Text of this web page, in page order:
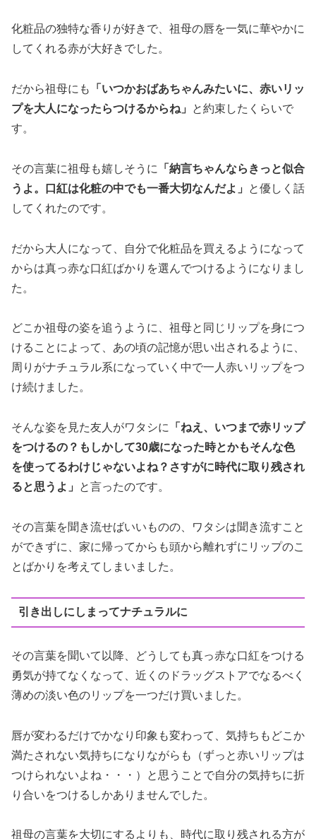
化粧品の独特な香りが好きで、祖母の唇を一気に華やかに
してくれる赤が大好きでした。
だから祖母にも
「いつかおばあちゃんみたいに、赤いリッ
プを大人になったらつけるからね」
と約束したくらいで
す。
その言葉に祖母も嬉しそうに
「納言ちゃんならきっと似合
うよ。口紅は化粧の中でも一番大切なんだよ」
と優しく話
してくれたのです。
だから大人になって、自分で化粧品を買えるようになって
からは真っ赤な口紅ばかりを選んでつけるようになりまし
た。
どこか祖母の姿を追うように、祖母と同じリップを身につ
けることによって、あの頃の記憶が思い出されるように、
周りがナチュラル系になっていく中で一人赤いリップをつ
け続けました。
そんな姿を見た友人がワタシに
「ねえ、いつまで赤リップ
をつけるの？もしかして30歳になった時とかもそんな色
を使ってるわけじゃないよね？さすがに時代に取り残され
ると思うよ」
と言ったのです。
その言葉を聞き流せばいいものの、ワタシは聞き流すこと
ができずに、家に帰ってからも頭から離れずにリップのこ
とばかりを考えてしまいました。
引き出しにしまってナチュラルに
その言葉を聞いて以降、どうしても真っ赤な口紅をつける
勇気が持てなくなって、近くのドラッグストアでなるべく
薄めの淡い色のリップを一つだけ買いました。
唇が変わるだけでかなり印象も変わって、気持ちもどこか
満たされない気持ちになりながらも（ずっと赤いリップは
つけられないよね・・・）と思うことで自分の気持ちに折
り合いをつけるしかありませんでした。
祖母の言葉を大切にするよりも、時代に取り残される方が